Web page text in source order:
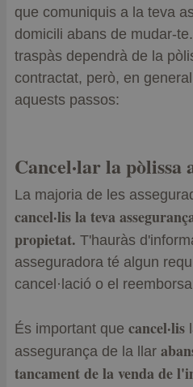
que comuniquis a la teva
domicili abans de mudar-
traspàs dependrà de la
contractat, però, en
aquests passos:
Cancel·lar la pòlissa
La majoria de les
cancel·lis la teva
propietat. T'hauràs
asseguradora té algun
cancel·lació o el
És important que cancel·lis
assegurança de la llar
tancament de la venda de